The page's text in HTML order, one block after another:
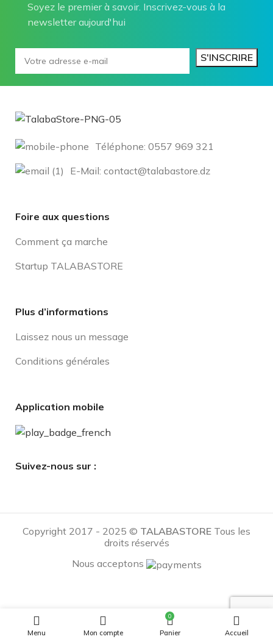
Soyez le premier à savoir. Inscrivez-vous à la
newsletter aujourd'hui
Téléphone: 0557 969 321
E-Mail: contact@talabastore.dz
Foire aux questions
Comment ça marche
Startup TALABASTORE
Plus d’informations
Laissez nous un message
Conditions générales
Application mobile
Suivez-nous sur :
Copyright 2017 - 2025 © TALABASTORE Tous les
droits réservés
Nous acceptons
900DA
CHOIX DES
OPTIONS
COMMANDER
MAINTENANT
Menu Mon compte
0
Panier Accueil